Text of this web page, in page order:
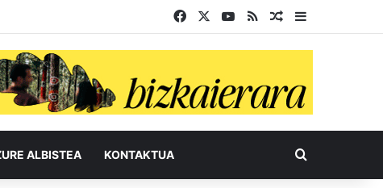
Facebook YouTube
RSS Ausazko
ALBISTEA KONTAKTUA Bilatu